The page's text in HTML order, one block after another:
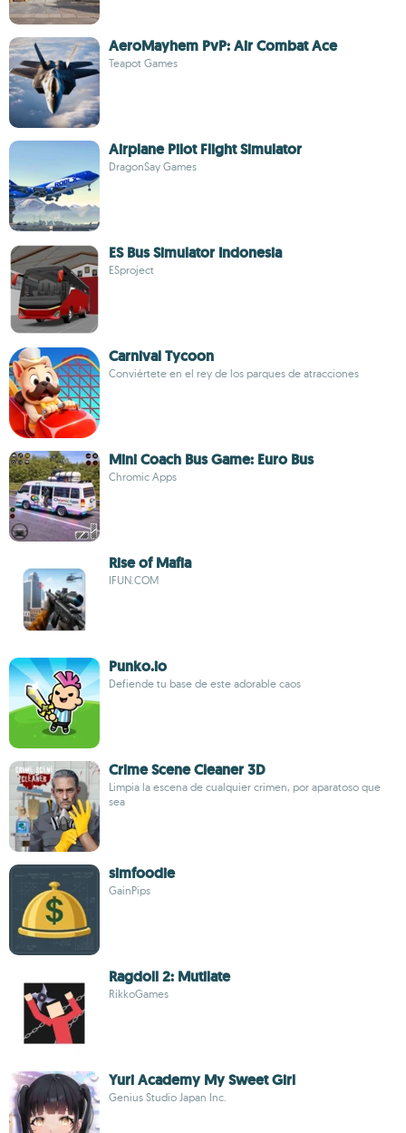
AeroMayhem PvP: Air Combat Ace
Teapot Games
Airplane Pilot Flight Simulator
DragonSay Games
ES Bus Simulator Indonesia
ESproject
Carnival Tycoon
Conviértete en el rey de los parques de atracciones
Mini Coach Bus Game: Euro Bus
Chromic Apps
Rise of Mafia
IFUN.COM
Punko.io
Defiende tu base de este adorable caos
Crime Scene Cleaner 3D
Limpia la escena de cualquier crimen, por aparatoso que
sea
simfoodie
GainPips
Ragdoll 2: Mutilate
RikkoGames
Yuri Academy My Sweet Girl
Genius Studio Japan Inc.